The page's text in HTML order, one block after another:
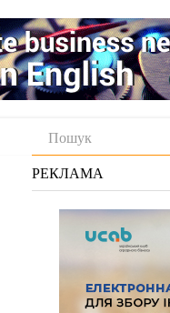
РЕКЛАМА